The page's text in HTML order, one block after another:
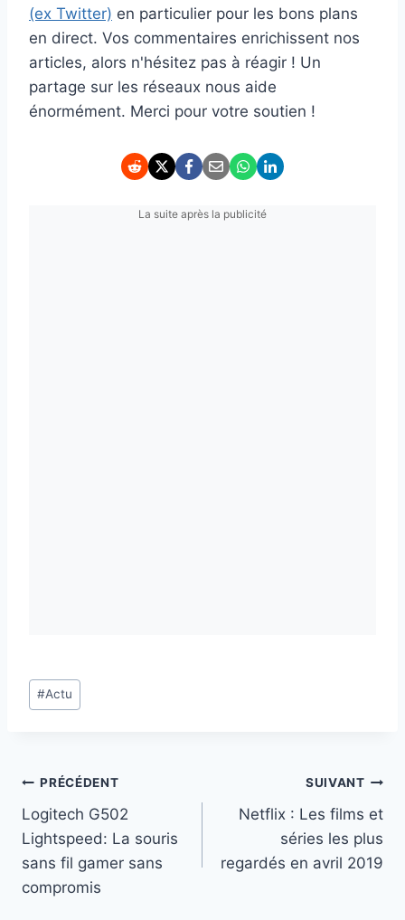
(ex Twitter) en particulier pour les bons plans
en direct. Vos commentaires enrichissent nos
articles, alors n'hésitez pas à réagir ! Un
partage sur les réseaux nous aide
énormément. Merci pour votre soutien !
La suite après la publicité
Étiquettes
de
#Actu
Navigation
de
l’article
PRÉCÉDENT
Logitech G502
Lightspeed: La souris
sans fil gamer sans
compromis
SUIVANT
Netflix : Les films et
séries les plus
regardés en avril 2019